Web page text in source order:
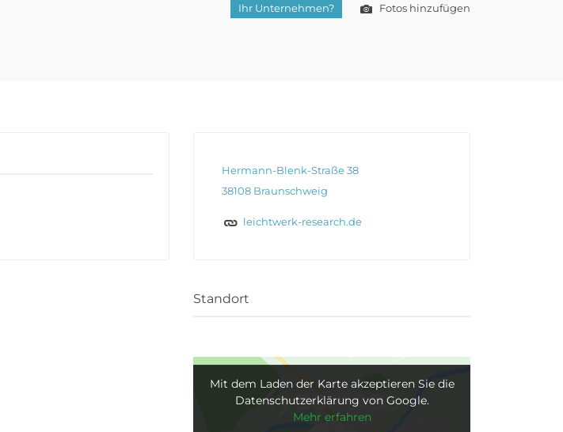
Ihr Unternehmen? Fotos hinzufügen
Hermann-Blenk-Straße 38
38108 Braunschweig
leichtwerk-research.de
Standort
Mit dem Laden der Karte akzeptieren Sie die
Datenschutzerklärung von Google.
Mehr erfahren